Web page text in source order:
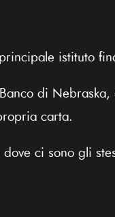
istituto
di
carta.
ci sono gli